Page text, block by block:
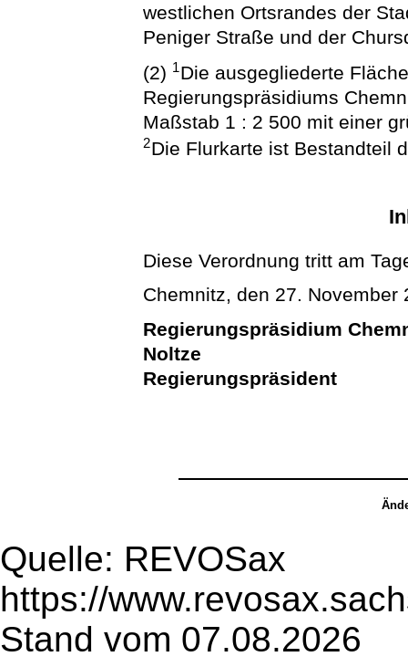
westlichen Ortsrandes der
Peniger Straße und der
(2) 1Die ausgegliederte
Regierungspräsidiums
Maßstab 1 : 2 500 mit einer
2Die Flurkarte ist Bestandteil
Diese Verordnung tritt am
Chemnitz, den 27. November
Regierungspräsidium
Noltze
Regierungspräsident
Quelle: REVOSax
https://
Stand vom 07.08.2026